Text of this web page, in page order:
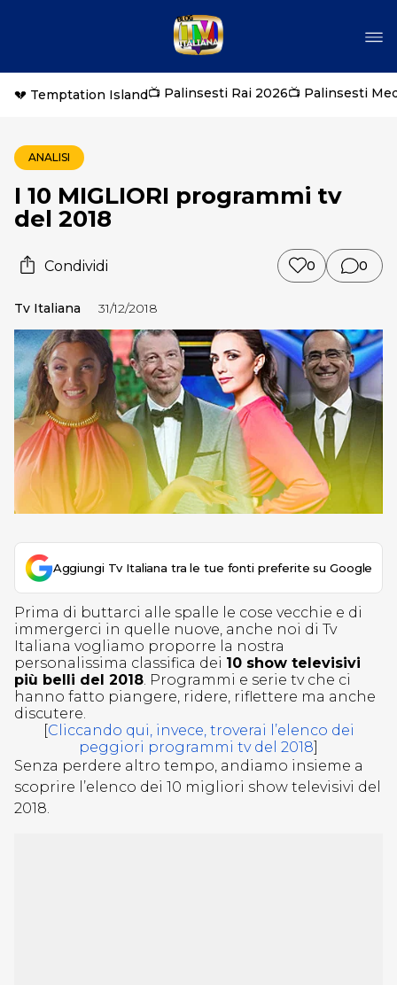
💔 Temptation Island📺 Palinsesti Rai 2026📺 Palinsesti
ANALISI
I 10 MIGLIORI programmi tv
del 2018
Condividi 0 0
Tv Italiana 31/12/2018
Aggiungi Tv Italiana tra le tue fonti preferite su Google
Prima di buttarci alle spalle le cose vecchie e di
immergerci in quelle nuove, anche noi di Tv
Italiana vogliamo proporre la nostra
personalissima classifica dei 10 show televisivi
più belli del 2018. Programmi e serie tv che ci
hanno fatto piangere, ridere, riflettere ma anche
discutere.
[Cliccando qui, invece, troverai l’elenco dei
peggiori programmi tv del 2018]
Senza perdere altro tempo, andiamo insieme a
scoprire l’elenco dei 10 migliori show televisivi del
2018.